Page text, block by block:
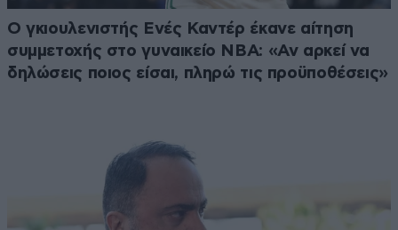
Ο γκιουλενιστής Ενές Καντέρ έκανε αίτηση
συμμετοχής στο γυναικείο ΝΒΑ: «Αν αρκεί να
δηλώσεις ποιος είσαι, πληρώ τις προϋποθέσεις»